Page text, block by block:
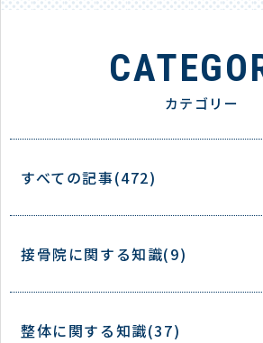
カテゴリー
すべての記事(472)
接骨院に関する知識(9)
整体に関する知識(37)